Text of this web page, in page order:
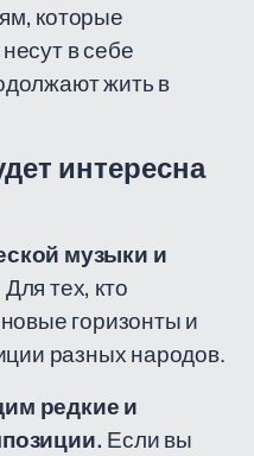
которые
в себе
жить в
интересна
музыки и
Для тех, кто
горизонты и
разных народов.
редкие и
Если вы